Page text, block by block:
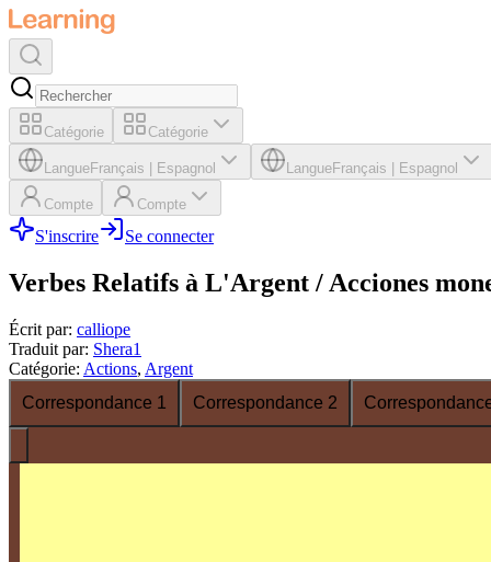
Catégorie Catégorie
LangueFrançais Espagnol LangueFrançais Espagnol
Compte Compte
S'inscrire Se connecter
Verbes Relatifs à L'Argent / Acciones
Écrit par: calliope
Traduit par: Shera1
Catégorie: Actions, Argent
Correspondance 1
Correspondance 2